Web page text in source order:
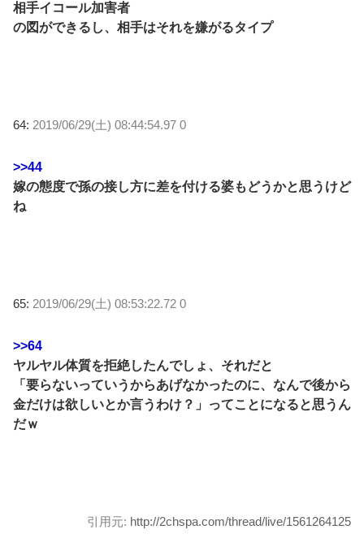
相手イコール加害者
の図ができるし、相手はそれを嫌がるタイプ
64: 2019/06/29(土) 08:44:54.97 0
>>44
嫁の態度で孫の接し方に差を付ける婆もどうかと思うけど
ね
65: 2019/06/29(土) 08:53:22.72 0
>>64
ヤルヤル体質を拒絶したんでしょ、それだと
「要らないっていうからあげなかったのに、なんで後から
金だけは欲しいとか言うわけ？」ってことになると思うん
だｗ
引用元: http://2chspa.com/thread/live/1561264125